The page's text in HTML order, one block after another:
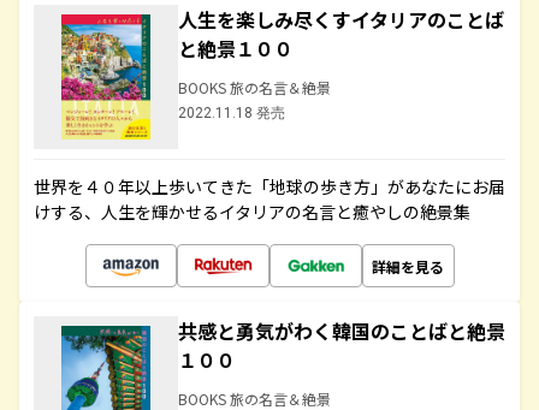
人生を楽しみ尽くすイタリアのことば
と絶景１００
BOOKS 旅の名言＆絶景
2022.11.18 発売
世界を４０年以上歩いてきた「地球の歩き方」があなたにお届
けする、人生を輝かせるイタリアの名言と癒やしの絶景集
詳細を見る
共感と勇気がわく韓国のことばと絶景
１００
BOOKS 旅の名言＆絶景